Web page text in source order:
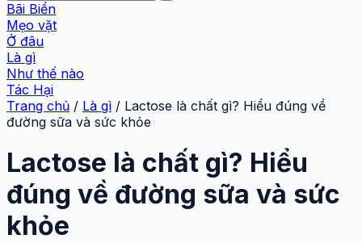
Bãi Biển
Mẹo vặt
Ở đâu
Là gì
Như thế nào
Tác Hại
Trang chủ / Là gì / Lactose là chất gì? Hiểu đúng về
đường sữa và sức khỏe
Lactose là chất gì? Hiểu
đúng về đường sữa và sức
khỏe